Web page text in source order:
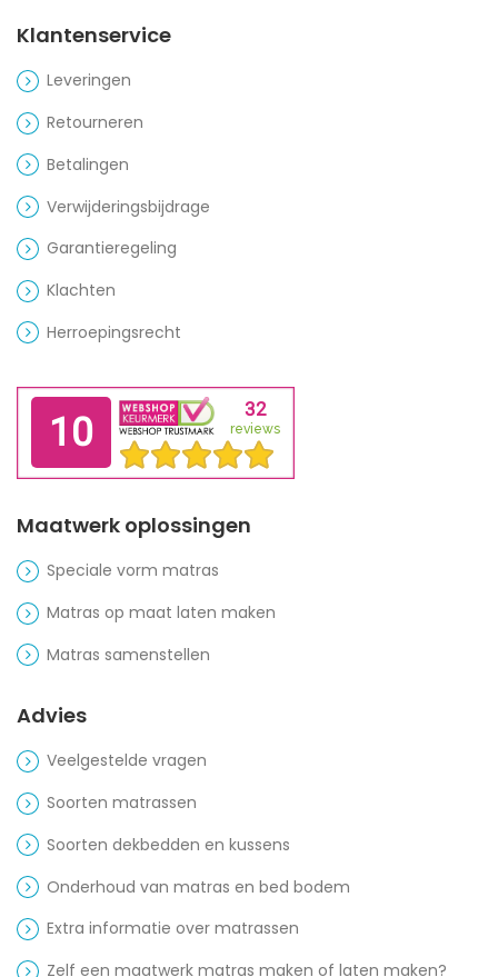
Klantenservice
Leveringen
Retourneren
Betalingen
Verwijderingsbijdrage
Garantieregeling
Klachten
Herroepingsrecht
Maatwerk oplossingen
Speciale vorm matras
Matras op maat laten maken
Matras samenstellen
Advies
Veelgestelde vragen
Soorten matrassen
Soorten dekbedden en kussens
Onderhoud van matras en bed bodem
Extra informatie over matrassen
Zelf een maatwerk matras maken of laten maken?